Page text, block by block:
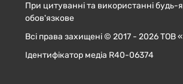
При цитуванні та використанні
обов'язкове
Всі права захищені © 2017 - 2026 ТОВ
Ідентифікатор медіа R40-06374